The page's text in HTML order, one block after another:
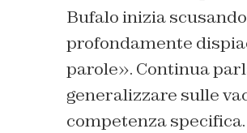
Bufalo inizia
profondamente
parole». Continua
generalizzare sulle
competenza